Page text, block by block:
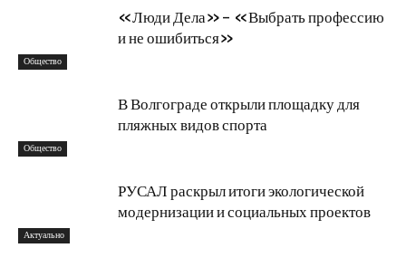
Общество
«Люди Дела»- «Выбрать профессию
и не ошибиться»
Общество
В Волгограде открыли площадку для
пляжных видов спорта
Актуально
РУСАЛ раскрыл итоги экологической
модернизации и социальных проектов